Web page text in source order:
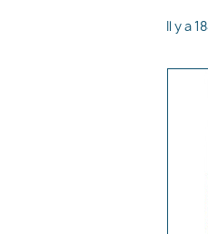
Il y a